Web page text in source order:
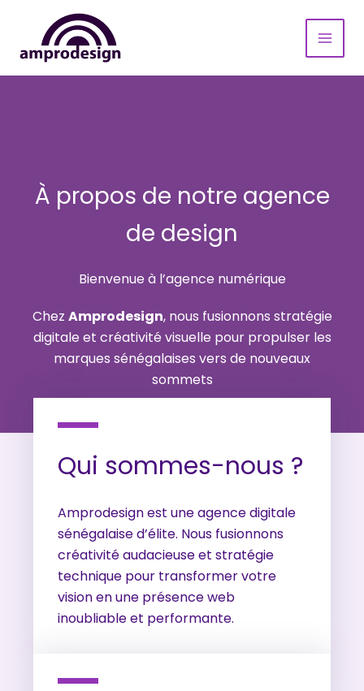
contenu
À propos de notre agence
de design
Bienvenue à l’agence numérique
Chez Amprodesign, nous fusionnons stratégie
digitale et créativité visuelle pour propulser les
marques sénégalaises vers de nouveaux
sommets
Qui sommes-nous ?
Amprodesign est une agence digitale
sénégalaise d’élite. Nous fusionnons
créativité audacieuse et stratégie
technique pour transformer votre
vision en une présence web
inoubliable et performante.